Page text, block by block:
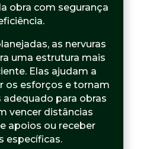
obra com segurança
as nervuras
uma estrutura mais
Elas ajudam a
os esforços e tornam
para obras
vencer distâncias
apoios ou receber
específicas.